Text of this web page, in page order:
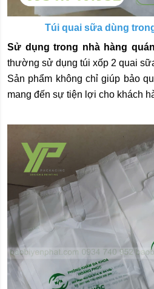
Túi quai sữa dùng
Sử dụng trong nhà hàng
thường sử dụng túi xốp 2 quai
Sản phẩm không chỉ giúp bảo
mang đến sự tiện lợi cho khách